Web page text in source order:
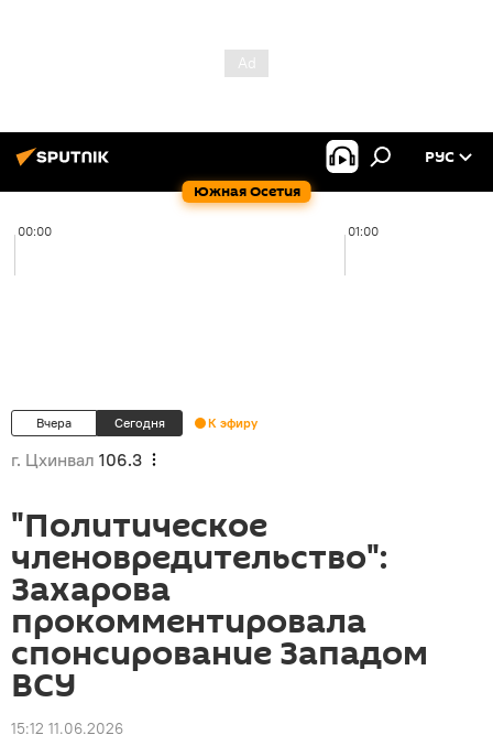
Южная Осетия
РУС
00:00 01:00
Вчера Сегодня К эфиру
г. Цхинвал 106.3
"Политическое
членовредительство":
Захарова
прокомментировала
спонсирование Западом
ВСУ
15:12 11.06.2026